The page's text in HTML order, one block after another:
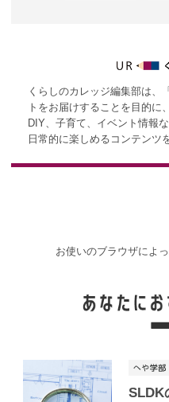
くらしのカレッジ編集部は、
トをお届けすることを目的に
DIY、子育て、イベント情報
日常的に楽しめるコンテンツ
お使いのブラウザによ
SLDK